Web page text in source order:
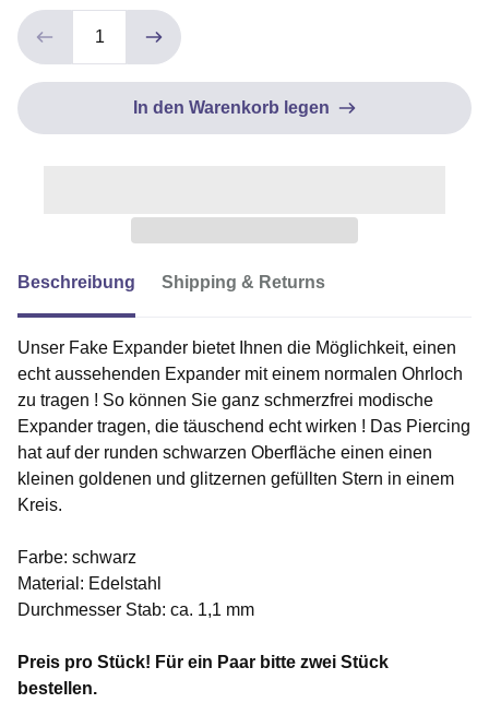
In den Warenkorb legen
Beschreibung Shipping & Returns
Unser Fake Expander bietet Ihnen die Möglichkeit, einen
echt aussehenden Expander mit einem normalen Ohrloch
zu tragen ! So können Sie ganz schmerzfrei modische
Expander tragen, die täuschend echt wirken ! Das Piercing
hat auf der runden schwarzen Oberfläche einen einen
kleinen goldenen und glitzernen gefüllten Stern in einem
Kreis.
Farbe: schwarz
Material: Edelstahl
Durchmesser Stab: ca. 1,1 mm
Preis pro Stück! Für ein Paar bitte zwei Stück
bestellen.